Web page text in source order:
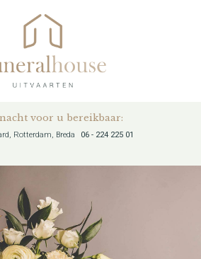
voor u bereikbaar:
Rotterdam, Breda 06 - 224 225 01